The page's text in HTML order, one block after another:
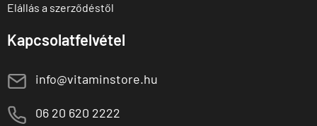
Elállás a szerződéstől
Kapcsolatfelvétel
E info@vitaminstore.hu
M 06 20 620 2222